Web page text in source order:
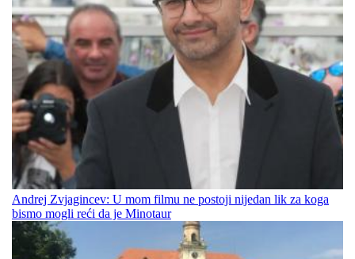
Andrej Zvjagincev: U mom filmu ne postoji nijedan lik za koga
bismo mogli reći da je Minotaur